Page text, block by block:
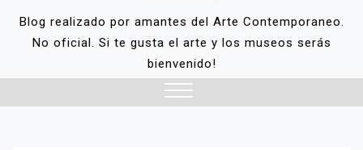
Blog realizado por amantes del Arte Contemporaneo.
No oficial. Si te gusta el arte y los museos serás
bienvenido!